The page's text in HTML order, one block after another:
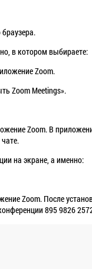
браузера.
в котором выбираете:
Zoom.
Zoom Meetings».
Zoom. В
на экране, а именно:
Zoom. После
895 9826